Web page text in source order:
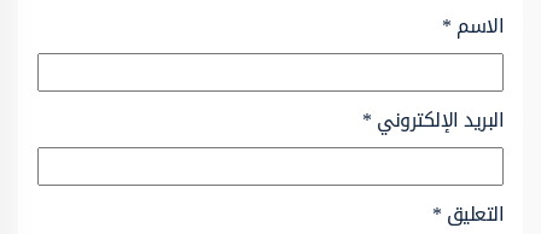
الاسم*
البريد الإلكتروني*
التعليق*